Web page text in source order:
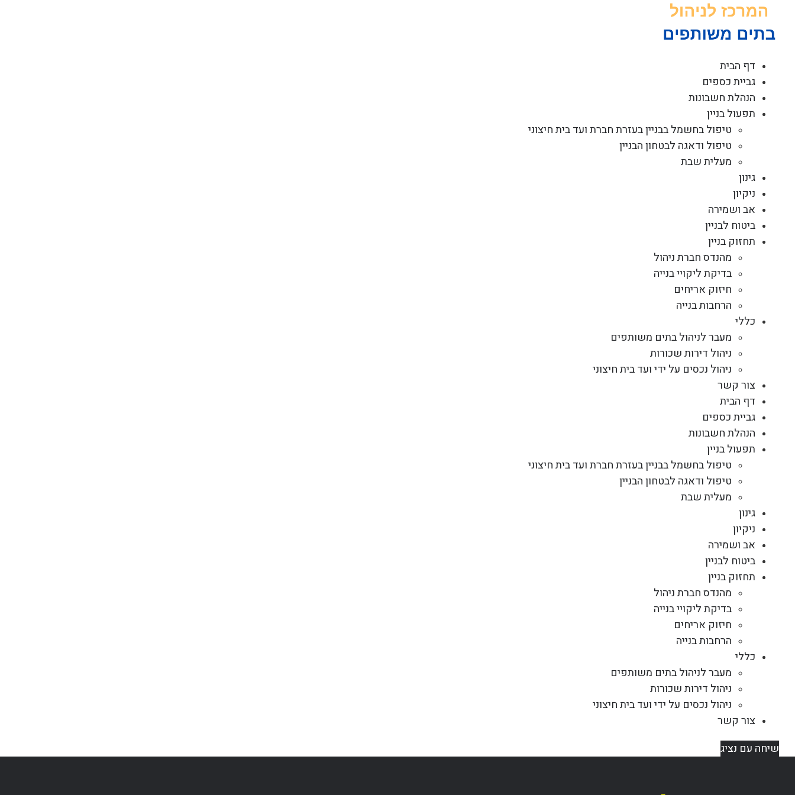
דף הבית
גביית כספים
הנהלת חשבונות
תפעול בניין
טיפול בחשמל בבניין בעזרת חברת ועד בית חיצוני
טיפול ודאגה לבטחון הבניין
מעלית שבת
גינון
ניקיון
אב ושמירה
ביטוח לבניין
תחזוק בניין
מהנדס חברת ניהול
בדיקת ליקויי בנייה
חיזוק אריחים
הרחבות בנייה
כללי
מעבר לניהול בתים משותפים
ניהול דירות שכורות
ניהול נכסים על ידי ועד בית חיצוני
צור קשר
דף הבית
גביית כספים
הנהלת חשבונות
תפעול בניין
טיפול בחשמל בבניין בעזרת חברת ועד בית חיצוני
טיפול ודאגה לבטחון הבניין
מעלית שבת
גינון
ניקיון
אב ושמירה
ביטוח לבניין
תחזוק בניין
מהנדס חברת ניהול
בדיקת ליקויי בנייה
חיזוק אריחים
הרחבות בנייה
כללי
מעבר לניהול בתים משותפים
ניהול דירות שכורות
ניהול נכסים על ידי ועד בית חיצוני
צור קשר
שיחה עם נציג